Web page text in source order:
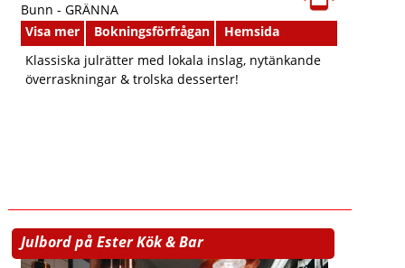
Bunn - GRÄNNA
Visa mer
Bokningsförfrågan
Hemsida
Klassiska julrätter med lokala inslag, nytänkande
överraskningar & trolska desserter!
Julbord på Ester Kök & Bar